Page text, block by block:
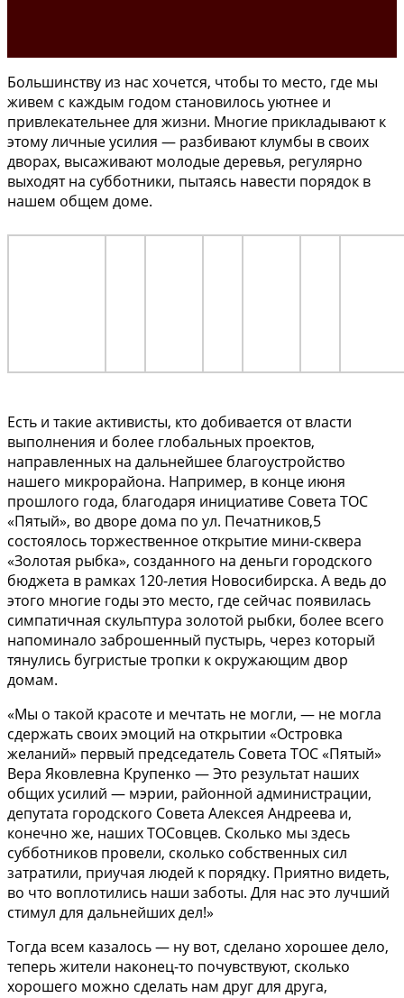
Большинству из нас хочется, чтобы то место, где мы
живем с каждым годом становилось уютнее и
привлекательнее для жизни. Многие прикладывают к
этому личные усилия — разбивают клумбы в своих
дворах, высаживают молодые деревья, регулярно
выходят на субботники, пытаясь навести порядок в
нашем общем доме.
Есть и такие активисты, кто добивается от власти
выполнения и более глобальных проектов,
направленных на дальнейшее благоустройство
нашего микрорайона. Например, в конце июня
прошлого года, благодаря инициативе Совета ТОС
«Пятый», во дворе дома по ул. Печатников,5
состоялось торжественное открытие мини-сквера
«Золотая рыбка», созданного на деньги городского
бюджета в рамках 120-летия Новосибирска. А ведь до
этого многие годы это место, где сейчас появилась
симпатичная скульптура золотой рыбки, более всего
напоминало заброшенный пустырь, через который
тянулись бугристые тропки к окружающим двор
домам.
«Мы о такой красоте и мечтать не могли, — не могла
сдержать своих эмоций на открытии «Островка
желаний» первый председатель Совета ТОС «Пятый»
Вера Яковлевна Крупенко — Это результат наших
общих усилий — мэрии, районной администрации,
депутата городского Совета Алексея Андреева и,
конечно же, наших ТОСовцев. Сколько мы здесь
субботников провели, сколько собственных сил
затратили, приучая людей к порядку. Приятно видеть,
во что воплотились наши заботы. Для нас это лучший
стимул для дальнейших дел!»
Тогда всем казалось — ну вот, сделано хорошее дело,
теперь жители наконец-то почувствуют, сколько
хорошего можно сделать нам друг для друга,